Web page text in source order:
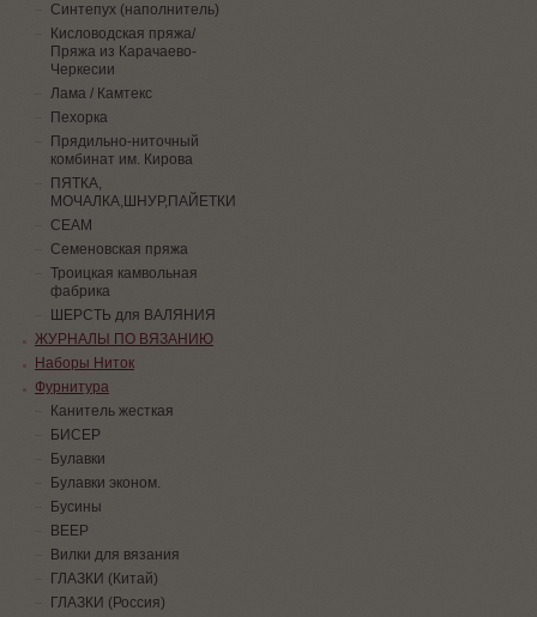
Синтепух (наполнитель)
Кисловодская пряжа/
Пряжа из Карачаево-
Черкесии
Лама / Камтекс
Пехорка
Прядильно-ниточный
комбинат им. Кирова
ПЯТКА,
МОЧАЛКА,ШНУР,ПАЙЕТКИ
СЕАМ
Семеновская пряжа
Троицкая камвольная
фабрика
ШЕРСТЬ для ВАЛЯНИЯ
ЖУРНАЛЫ ПО ВЯЗАНИЮ
Наборы Ниток
Фурнитура
Канитель жесткая
БИСЕР
Булавки
Булавки эконом.
Бусины
ВЕЕР
Вилки для вязания
ГЛАЗКИ (Китай)
ГЛАЗКИ (Россия)